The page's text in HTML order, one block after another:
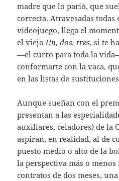
madre que lo parió, que
correcta. Atravesadas todas
videojuego, llega el
el viejo Un, dos, tres, si te
—el curro para toda la
conformarte con la vaca,
en las listas de
Aunque sueñan con el
presentan a las
auxiliares, celadores) de la
aspiran, en realidad, al de
puesto medio o alto de la
la perspectiva más o
contratos de dos meses,